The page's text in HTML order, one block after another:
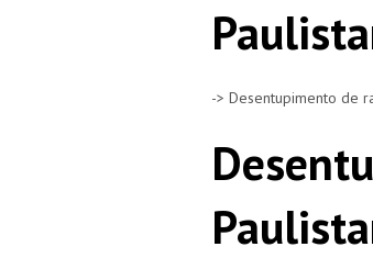
-> Desentupimento de